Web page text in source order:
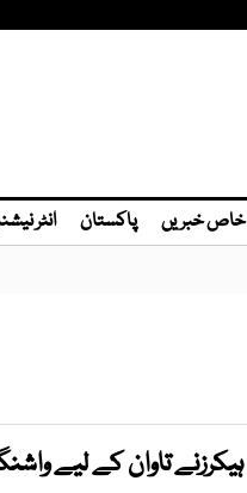
خاص خبریں پاکستان انٹر
ہیکرزنے تاوان کے لیے